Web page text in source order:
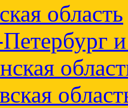
область